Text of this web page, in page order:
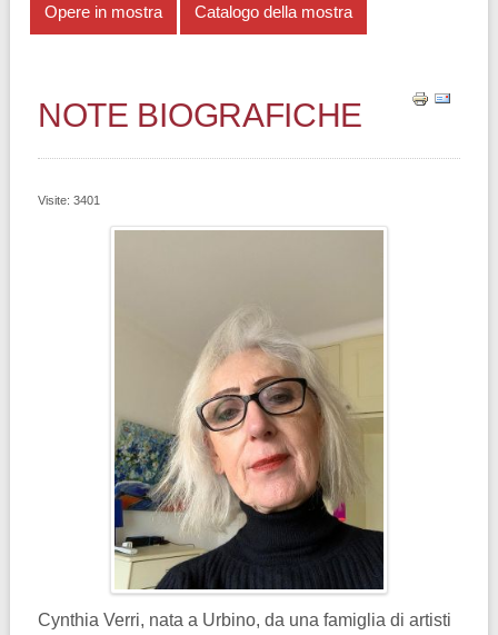
Opere in mostra Catalogo della mostra
NOTE BIOGRAFICHE
Visite: 3401
Cynthia Verri, nata a Urbino, da una famiglia di artisti